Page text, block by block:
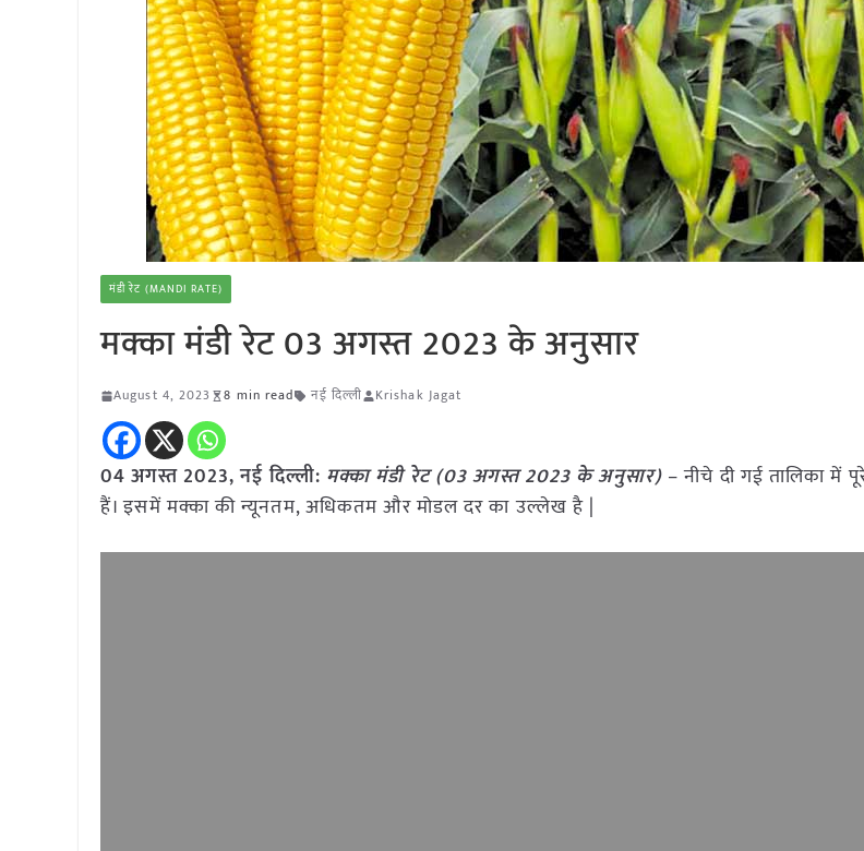
मंडी रेट (MANDI RATE)
मक्का मंडी रेट 03 अगस्त 2023 के अनुसार
August 4, 2023 8 min read नई दिल्ली Krishak Jagat
04 अगस्त 2023, नई दिल्ली: मक्कामंडी रेट (03 अगस्त2023 के अनुसार)– नीचे दी गई तालिका में
हैं। इसमें मक्का की न्यूनतम, अधिकतम और मोडल दर का उल्लेख है |